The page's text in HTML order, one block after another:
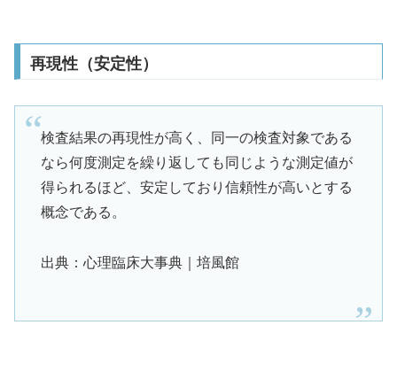
再現性（安定性）
検査結果の再現性が高く、同一の検査対象である
なら何度測定を繰り返しても同じような測定値が
得られるほど、安定しており信頼性が高いとする
概念である。
出典：心理臨床大事典｜培風館